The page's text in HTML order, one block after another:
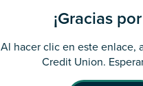
¡Gracias
Al hacer clic en este enlace,
Credit Union.